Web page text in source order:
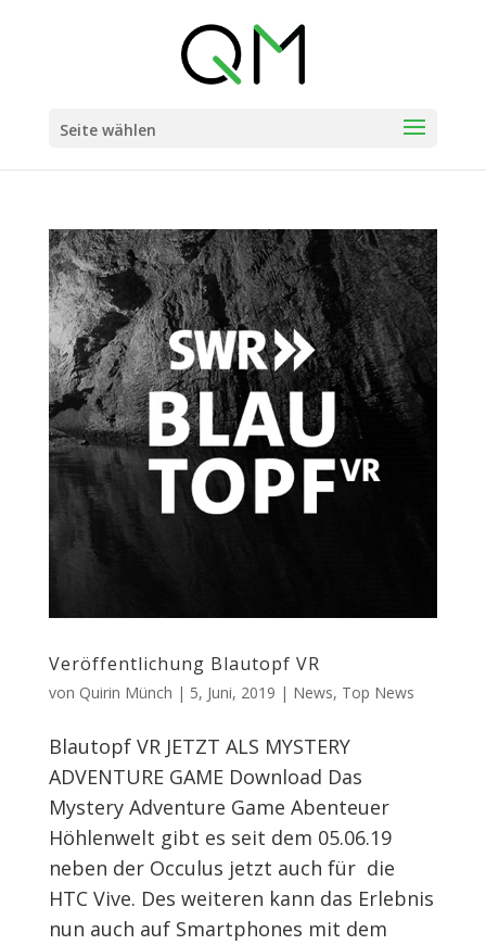
Seite wählen
Veröffentlichung Blautopf VR
von Quirin Münch | 5, Juni, 2019 | News, Top News
Blautopf VR JETZT ALS MYSTERY
ADVENTURE GAME Download Das
Mystery Adventure Game Abenteuer
Höhlenwelt gibt es seit dem 05.06.19
neben der Occulus jetzt auch für die
HTC Vive. Des weiteren kann das Erlebnis
nun auch auf Smartphones mit dem